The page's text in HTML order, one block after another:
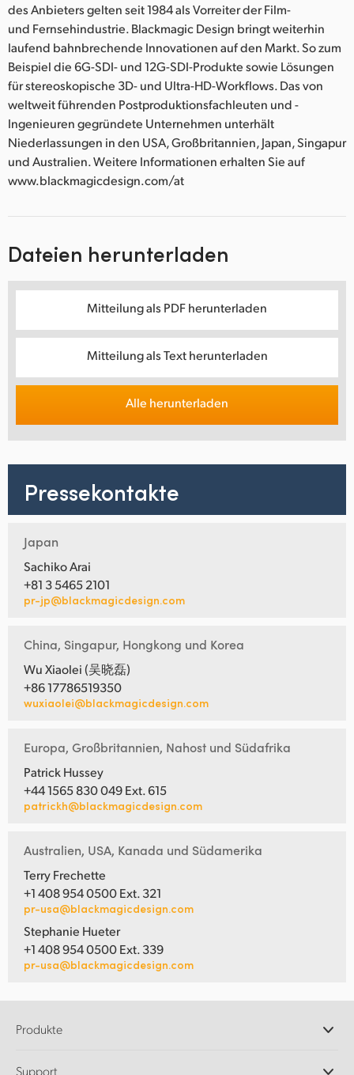
des Anbieters gelten seit 1984 als Vorreiter der Film-
und Fernsehindustrie. Blackmagic Design bringt weiterhin
laufend bahnbrechende Innovationen auf den Markt. So zum
Beispiel die 6G-SDI- und 12G-SDI-Produkte sowie Lösungen
für stereoskopische 3D- und Ultra-HD-Workflows. Das von
weltweit führenden Postproduktionsfachleuten und -
Ingenieuren gegründete Unternehmen unterhält
Niederlassungen in den USA, Großbritannien, Japan, Singapur
und Australien. Weitere Informationen erhalten Sie auf
www.blackmagicdesign.com/at
Dateien herunterladen
Mitteilung als PDF herunterladen
Mitteilung als Text herunterladen
Alle herunterladen
Pressekontakte
Japan
Sachiko Arai
+81 3 5465 2101
pr-jp@blackmagicdesign.com
China, Singapur, Hongkong und Korea
Wu Xiaolei (吴晓磊)
+86 17786519350
wuxiaolei@blackmagicdesign.com
Europa, Großbritannien, Nahost und Südafrika
Patrick Hussey
+44 1565 830 049 Ext. 615
patrickh@blackmagicdesign.com
Australien, USA, Kanada und Südamerika
Terry Frechette
+1 408 954 0500 Ext. 321
pr-usa@blackmagicdesign.com
Stephanie Hueter
+1 408 954 0500 Ext. 339
pr-usa@blackmagicdesign.com
Produkte
Support